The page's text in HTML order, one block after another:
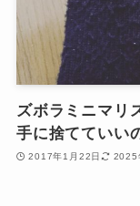
ズボラミニマリ
手に捨てていい
2017年1月22日 2025